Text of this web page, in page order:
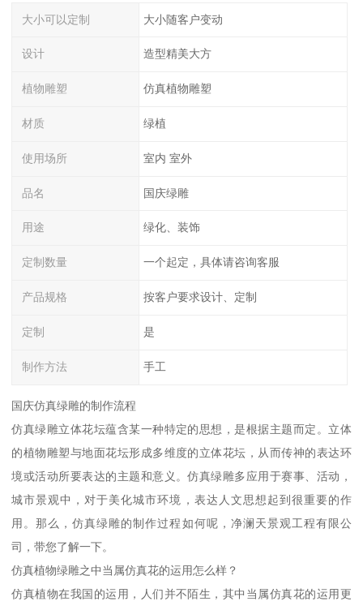
大小可以定制 大小随客户变动
设计 造型精美大方
植物雕塑 仿真植物雕塑
材质 绿植
使用场所 室内 室外
品名 国庆绿雕
用途 绿化、装饰
定制数量 一个起定，具体请咨询客服
产品规格 按客户要求设计、定制
定制 是
制作方法 手工
国庆仿真绿雕的制作流程
仿真绿雕立体花坛蕴含某一种特定的思想，是根据主题而定。立体
的植物雕塑与地面花坛形成多维度的立体花坛，从而传神的表达环
境或活动所要表达的主题和意义。仿真绿雕多应用于赛事、活动，
城市景观中，对于美化城市环境，表达人文思想起到很重要的作
用。那么，仿真绿雕的制作过程如何呢，净澜天景观工程有限公
司，带您了解一下。
仿真植物绿雕之中当属仿真花的运用怎么样？
仿真植物在我国的运用，人们并不陌生，其中当属仿真花的运用更